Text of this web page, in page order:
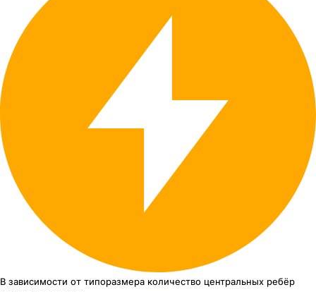
В зависимости от типоразмера количество центральных ребёр